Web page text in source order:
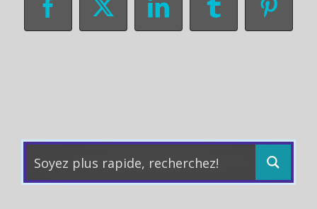
Facebook
X LinkedInTumblr